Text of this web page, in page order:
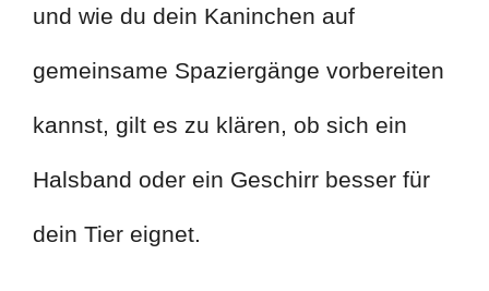
und wie du dein Kaninchen auf
gemeinsame Spaziergänge vorbereiten
kannst, gilt es zu klären, ob sich ein
Halsband oder ein Geschirr besser für
dein Tier eignet.